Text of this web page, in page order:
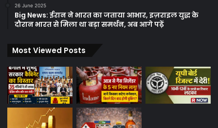
26 June 2025
Big News: ईरान ने भारत का जताया आभार, इज़राइल युद्ध के
दौरान भारत से मिला था बड़ा समर्थन, अब आगे पढ़ें
Most Viewed Posts